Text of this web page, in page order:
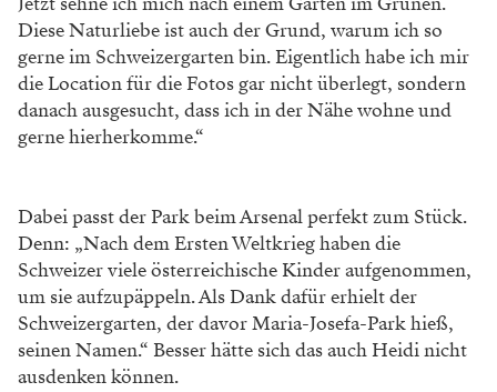
Diese Naturliebe ist auch der Grund, warum ich so
gerne im Schweizergarten bin. Eigentlich habe ich mir
die Location für die Fotos gar nicht überlegt, sondern
danach ausgesucht, dass ich in der Nähe wohne und
gerne hierherkomme.“
Dabei passt der Park beim Arsenal perfekt zum Stück.
Denn: „Nach dem Ersten Weltkrieg haben die
Schweizer viele österreichische Kinder aufgenommen,
um sie aufzupäppeln. Als Dank dafür erhielt der
Schweizergarten, der davor Maria-Josefa-Park hieß,
seinen Namen.“ Besser hätte sich das auch Heidi nicht
ausdenken können.